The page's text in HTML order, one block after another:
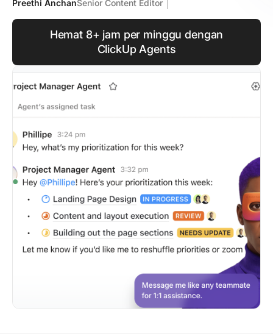
Preethi AnchanSenior Content Editor
Hemat 8+ jam per minggu dengan
ClickUp Agents